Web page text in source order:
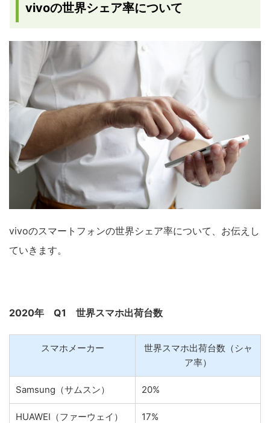
vivoの世界シェア率について
vivoのスマートフォンの世界シェア率について、お伝えし
ていきます。
2020年 Q1 世界スマホ出荷台数
スマホメーカー
世界スマホ出荷台数（シャ
ア率）
Samsung（サムスン） 20%
HUAWEI（ファーウェイ） 17%